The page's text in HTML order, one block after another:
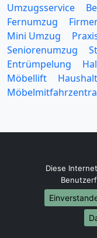
Umzugsservice
Fernumzug
Mini Umzug
Seniorenumzug
Entrümpelung
Möbellift
Europa-
Umzug von
Umzug von
Umzug von
Umzug von
Diese